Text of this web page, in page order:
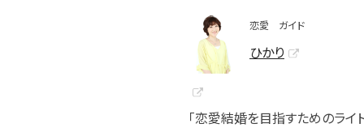
恋愛 ガイド
ひかり
「恋愛結婚を目指すためのライ